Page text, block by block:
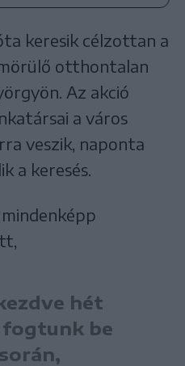
keresik célzottan a
otthontalan
Az akció
a város
veszik, naponta
a keresés.
mindenképp
hét
be